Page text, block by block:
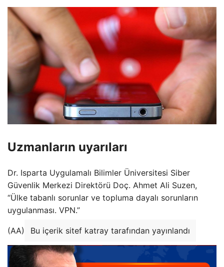
Uzmanların uyarıları
Dr. Isparta Uygulamalı Bilimler Üniversitesi Siber
Güvenlik Merkezi Direktörü Doç. Ahmet Ali Suzen,
“Ülke tabanlı sorunlar ve topluma dayalı sorunların
uygulanması. VPN.”
(AA) Bu içerik sitef katray tarafından yayınlandı